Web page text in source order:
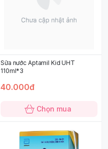
Sữa nước Aptamil Kid UHT
110ml*3
40.000đ
Chọn mua